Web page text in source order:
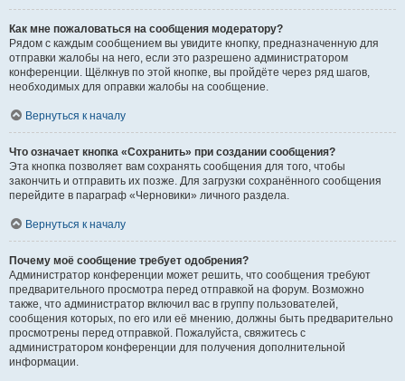
Как мне пожаловаться на сообщения модератору?
Рядом с каждым сообщением вы увидите кнопку, предназначенную для
отправки жалобы на него, если это разрешено администратором
конференции. Щёлкнув по этой кнопке, вы пройдёте через ряд шагов,
необходимых для оправки жалобы на сообщение.
Вернуться к началу
Что означает кнопка «Сохранить» при создании сообщения?
Эта кнопка позволяет вам сохранять сообщения для того, чтобы
закончить и отправить их позже. Для загрузки сохранённого сообщения
перейдите в параграф «Черновики» личного раздела.
Вернуться к началу
Почему моё сообщение требует одобрения?
Администратор конференции может решить, что сообщения требуют
предварительного просмотра перед отправкой на форум. Возможно
также, что администратор включил вас в группу пользователей,
сообщения которых, по его или её мнению, должны быть предварительно
просмотрены перед отправкой. Пожалуйста, свяжитесь с
администратором конференции для получения дополнительной
информации.